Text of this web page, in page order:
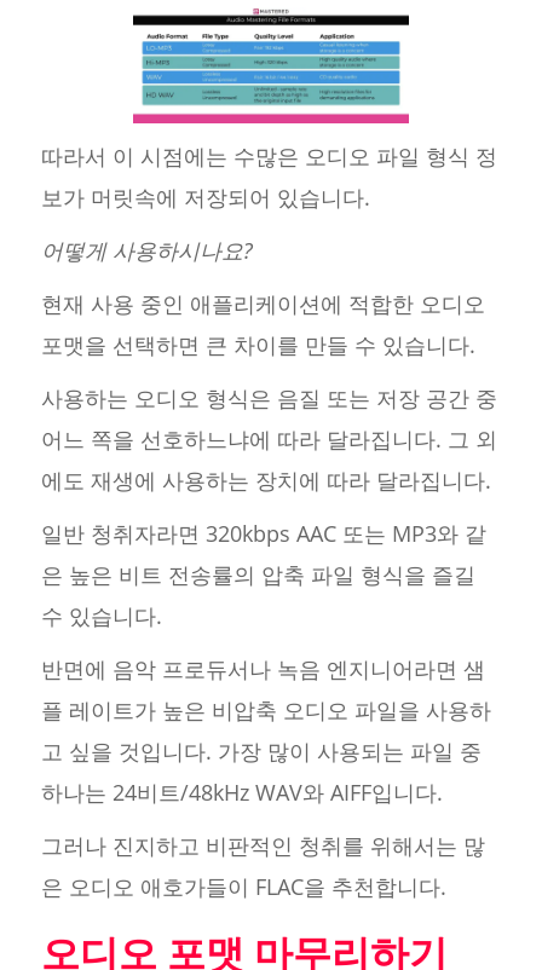
따라서 이 시점에는 수많은 오디오 파일 형식 정
보가 머릿속에 저장되어 있습니다.
어떻게 사용하시나요?
현재 사용 중인 애플리케이션에 적합한 오디오
포맷을 선택하면 큰 차이를 만들 수 있습니다.
사용하는 오디오 형식은 음질 또는 저장 공간 중
어느 쪽을 선호하느냐에 따라 달라집니다. 그 외
에도 재생에 사용하는 장치에 따라 달라집니다.
일반 청취자라면 320kbps AAC 또는 MP3와 같
은 높은 비트 전송률의 압축 파일 형식을 즐길
수 있습니다.
반면에 음악 프로듀서나 녹음 엔지니어라면 샘
플 레이트가 높은 비압축 오디오 파일을 사용하
고 싶을 것입니다. 가장 많이 사용되는 파일 중
하나는 24비트/48kHz WAV와 AIFF입니다.
그러나 진지하고 비판적인 청취를 위해서는 많
은 오디오 애호가들이 FLAC을 추천합니다.
오디오 포맷 마무리하기